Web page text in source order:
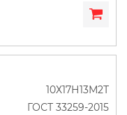
10Х17Н13М2Т
ГОСТ 33259-2015